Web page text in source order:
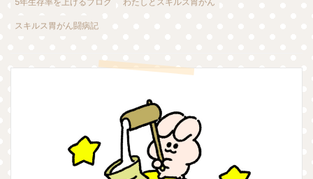
スキルス胃がん闘病記